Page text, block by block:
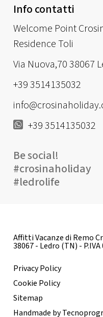
Info contatti
Welcome Point
Residence Toli
Via Nuova,70 38067
+39 3514135032
+39 3514135032
Be social!
#crosinaholiday
#ledrolife
Affitti Vacanze di Remo
38067 - Ledro (TN) -
Privacy Policy
Cookie Policy
Sitemap
Handmade by